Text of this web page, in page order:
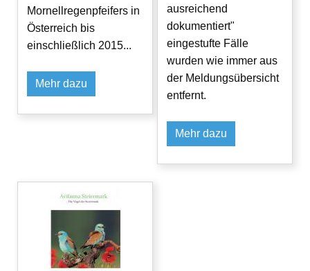
Mornellregenpfeifers in
Österreich bis
einschließlich 2015...
Mehr dazu
ausreichend
dokumentiert"
eingestufte Fälle
wurden wie immer aus
der Meldungsübersicht
entfernt.
Mehr dazu